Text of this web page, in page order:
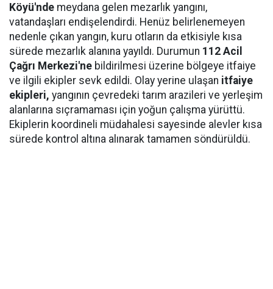
Köyü'nde meydana gelen mezarlık yangını,
vatandaşları endişelendirdi. Henüz belirlenemeyen
nedenle çıkan yangın, kuru otların da etkisiyle kısa
sürede mezarlık alanına yayıldı. Durumun 112 Acil
Çağrı Merkezi'ne bildirilmesi üzerine bölgeye itfaiye
ve ilgili ekipler sevk edildi. Olay yerine ulaşan itfaiye
ekipleri, yangının çevredeki tarım arazileri ve yerleşim
alanlarına sıçramaması için yoğun çalışma yürüttü.
Ekiplerin koordineli müdahalesi sayesinde alevler kısa
sürede kontrol altına alınarak tamamen söndürüldü.